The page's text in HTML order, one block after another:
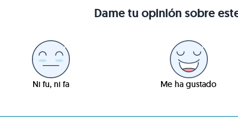
Dame tu opinión sobre
Ni fu, ni fa Me ha gustado